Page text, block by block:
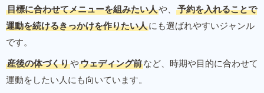
目標に合わせてメニューを組みたい人や、
予約を入れることで
運動を続けるきっかけを作りたい人にも選ばれやすいジャンル
です。
産後の体づくりやウェディング前など、時期や目的に合わせて
運動をしたい人にも向いています。